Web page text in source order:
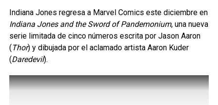
Indiana Jones regresa a Marvel Comics este diciembre en
Indiana Jones and the Sword of Pandemonium, una nueva
serie limitada de cinco números escrita por Jason Aaron
( Thor) y dibujada por el aclamado artista Aaron Kuder
(Daredevil).